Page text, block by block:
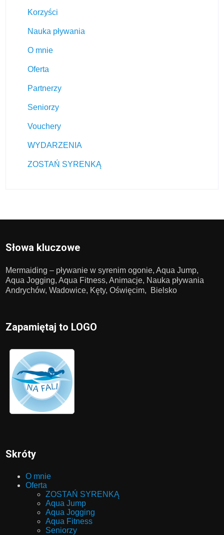
Korzyści
Nauka pływania
O mnie
Oferta
Partnerzy
Seniorzy
Vouchery
WYDARZENIA
ZOSTAŃ SYRENKĄ
Słowa kluczowe
Mermaiding – pływanie w syrenim ogonie, Aqua Jump,
Aqua Jogging, Aqua Fitness, Animacje, Nauka pływania
Andrychów, Wadowice, Kęty, Oświęcim, Bielsko
Zapamiętaj to LOGO
Skróty
O mnie
Oferta
ZOSTAŃ SYRENKĄ
Aqua Jump
Aqua Jogging
Aqua Fitness
Seniorzy